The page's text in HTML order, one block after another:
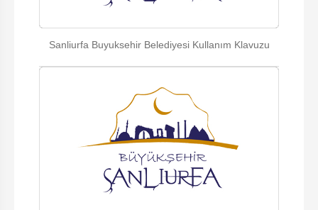
Sanliurfa Buyuksehir Belediyesi Kullanım Klavuzu